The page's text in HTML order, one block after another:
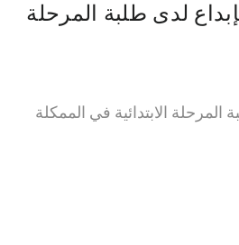
لدى طلبة المرحلة
المرحلة الابتدائية في الممكلة